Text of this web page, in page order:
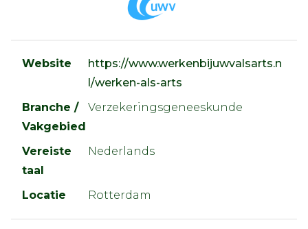
Website
https://www.werkenbijuwvalsarts.n
l/werken-als-arts
Branche /
Vakgebied
Verzekeringsgeneeskunde
Vereiste
taal
Nederlands
Locatie Rotterdam